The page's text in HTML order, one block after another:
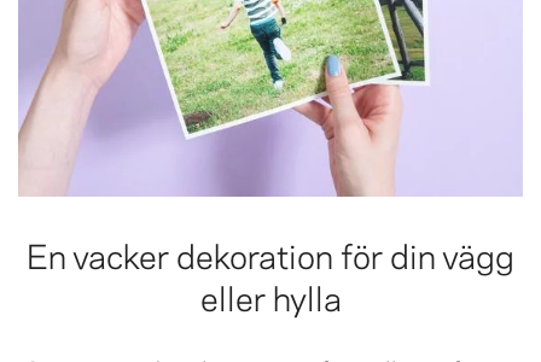
En vacker dekoration för din vägg
eller hylla